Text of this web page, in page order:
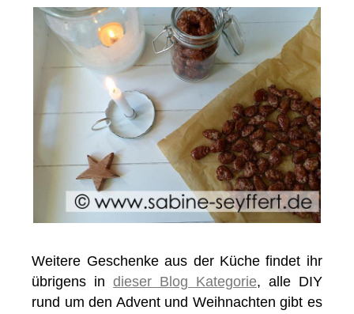
Weitere Geschenke aus der Küche findet ihr
übrigens indieser Blog Kategorie, alle DIY
rund um den Advent und Weihnachten gibt es